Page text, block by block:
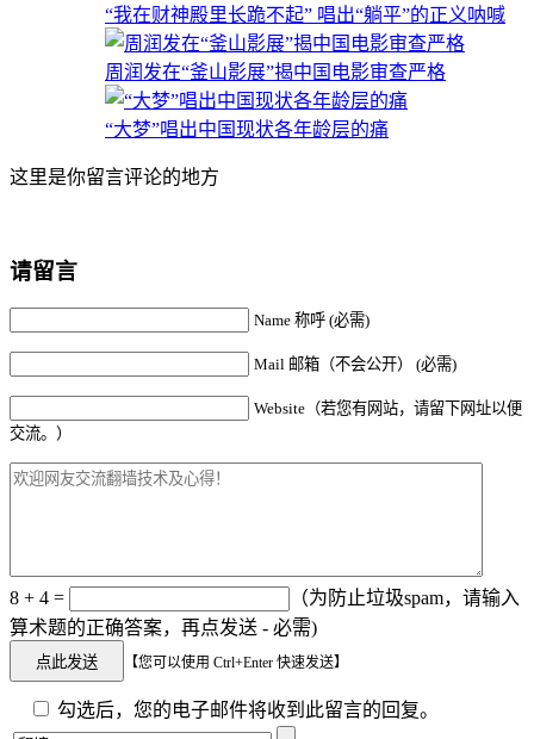
“我在财神殿里长跪不起” 唱出“躺平”的正义呐喊
周润发在“釜山影展”揭中国电影审查严格
“大梦”唱出中国现状各年龄层的痛
这里是你留言评论的地方
请留言
Name 称呼 (必需)
Mail 邮箱（不会公开） (必需)
Website（若您有网站，请留下网址以便
交流。）
8 + 4 =
（为防止垃圾spam，请输入
算术题的正确答案，再点发送 - 必需)
【您可以使用 Ctrl+Enter 快速发送】
勾选后，您的电子邮件将收到此留言的回复。